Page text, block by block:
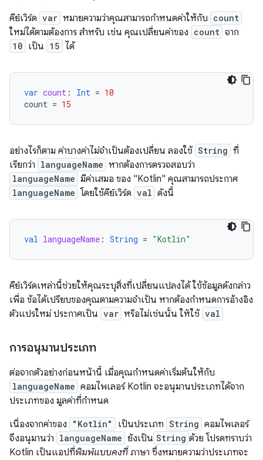
คีย์เวิร์ด var หมายความว่าคุณสามารถกำหนดค่าให้กับ count
ใหม่ได้ตามต้องการ สำหรับ เช่น คุณเปลี่ยนค่าของ count จาก
10 เป็น 15 ได้
var count : Int = 10
count = 15
อย่างไรก็ตาม ค่าบางค่าไม่จำเป็นต้องเปลี่ยน ลองใช้ String ที่
เรียกว่า languageName หากต้องการตรวจสอบว่า
languageName มีค่าเสมอ ของ "Kotlin" คุณสามารถประกาศ
languageName โดยใช้คีย์เวิร์ด val ดังนี้
val languageName : String = "Kotlin"
คีย์เวิร์ดเหล่านี้ช่วยให้คุณระบุสิ่งที่เปลี่ยนแปลงได้ ใช้ข้อมูลดังกล่าว
เพื่อ ข้อได้เปรียบของคุณตามความจำเป็น หากต้องกำหนดการอ้างอิง
ตัวแปรใหม่ ประกาศเป็น var หรือไม่เช่นนั้น ให้ใช้ val
การอนุมานประเภท
ต่อจากตัวอย่างก่อนหน้านี้ เมื่อคุณกำหนดค่าเริ่มต้นให้กับ
languageName คอมไพเลอร์ Kotlin จะอนุมานประเภทได้จาก
ประเภทของ มูลค่าที่กำหนด
เนื่องจากค่าของ
"Kotlin" เป็นประเภท String คอมไพเลอร์
จึงอนุมานว่า languageName ยังเป็น String ด้วย โปรดทราบว่า
Kotlin เป็นแอปที่พิมพ์แบบคงที่ ภาษา ซึ่งหมายความว่าประเภทจะ